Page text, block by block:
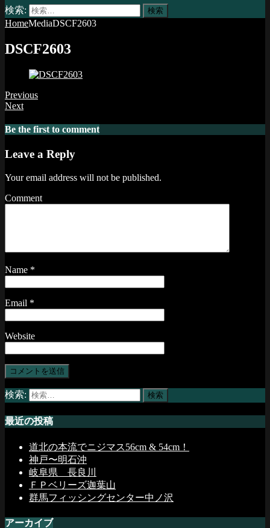
検索:
HomeMediaDSCF2603
DSCF2603
Previous
Next
Be the first to comment
Leave a Reply
Your email address will not be published.
Comment
Name *
Email *
Website
検索:
最近の投稿
道北の本流でニジマス56cm & 54cm！
神戸〜明石沖
岐阜県 長良川
ＦＰベリーズ迦葉山
群馬フィッシングセンター中ノ沢
アーカイブ